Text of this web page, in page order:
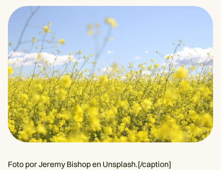
Foto por Jeremy Bishop en Unsplash.[/caption]